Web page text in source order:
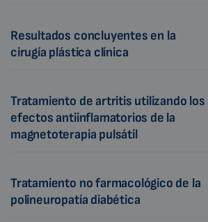
Resultados concluyentes en la
cirugía plástica clínica
Tratamiento de artritis utilizando los
efectos antiinflamatorios de la
magnetoterapia pulsátil
Tratamiento no farmacológico de la
polineuropatía diabética